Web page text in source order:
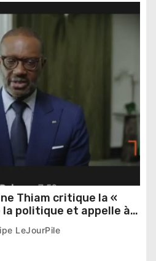
Thiam critique la «
politique et appelle à
LeJourPile